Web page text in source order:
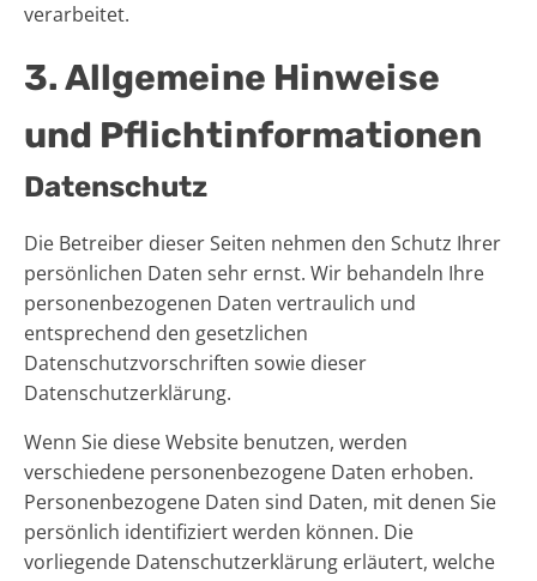
verarbeitet.
3. Allgemeine Hinweise
und Pflicht­informationen
Datenschutz
Die Betreiber dieser Seiten nehmen den Schutz Ihrer
persönlichen Daten sehr ernst. Wir behandeln Ihre
personenbezogenen Daten vertraulich und
entsprechend den gesetzlichen
Datenschutzvorschriften sowie dieser
Datenschutzerklärung.
Wenn Sie diese Website benutzen, werden
verschiedene personenbezogene Daten erhoben.
Personenbezogene Daten sind Daten, mit denen Sie
persönlich identifiziert werden können. Die
vorliegende Datenschutzerklärung erläutert, welche